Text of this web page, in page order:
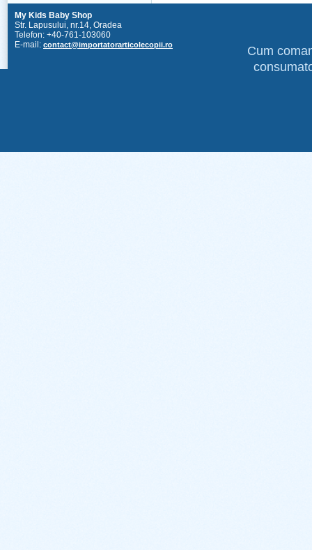
My Kids Baby Shop
Str. Lapusului, nr.14, Oradea
Telefon: +40-761-103060
E-mail: contact@importatorarticolecopii.ro
Cum